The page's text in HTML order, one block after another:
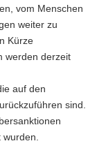
vom Menschen
weiter zu
Kürze
werden derzeit
auf den
sind.